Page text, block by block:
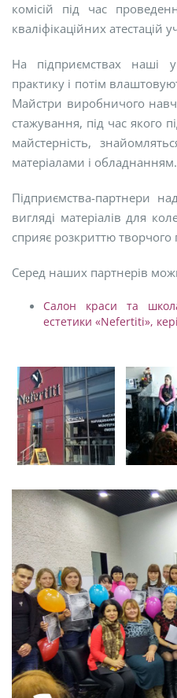
комісій під час
кваліфікаційних атестацій
На підприємствах наші
практику і потім
Майстри виробничого
стажування, під час якого
майстерність,
матеріалами і обладнанням.
Підприємства-партнери
вигляді матеріалів для
сприяє розкриттю творчого
Серед наших партнерів
Салон краси та
естетики «Nefertiti»,